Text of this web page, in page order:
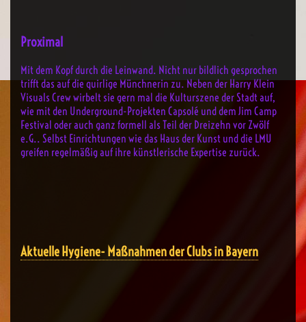
Proximal
Mit dem Kopf durch die Leinwand. Nicht nur bildlich gesprochen
trifft das auf die quirlige Münchnerin zu. Neben der Harry Klein
Visuals Crew wirbelt sie gern mal die Kulturszene der Stadt auf,
wie mit den Underground-Projekten Capsolé und dem Jim Camp
Festival oder auch ganz formell als Teil der Dreizehn vor Zwölf
e.G.. Selbst Einrichtungen wie das Haus der Kunst und die LMU
greifen regelmäßig auf ihre künstlerische Expertise zurück.
Aktuelle Hygiene- Maßnahmen der Clubs in Bayern